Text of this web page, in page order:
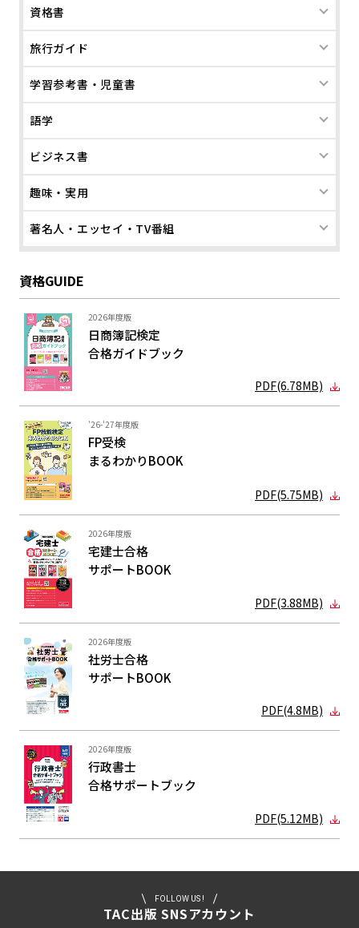
資格書
旅行ガイド
学習参考書・児童書
語学
ビジネス書
趣味・実用
著名人・エッセイ・TV番組
資格GUIDE
2026年度版
日商簿記検定
合格ガイドブック
PDF(6.78MB)
'26-'27年度版
FP受検
まるわかりBOOK
PDF(5.75MB)
2026年度版
宅建士合格
サポートBOOK
PDF(3.88MB)
2026年度版
社労士合格
サポートBOOK
PDF(4.8MB)
2026年度版
行政書士
合格サポートブック
PDF(5.12MB)
FOLLOW US !
TAC出版 SNSアカウント